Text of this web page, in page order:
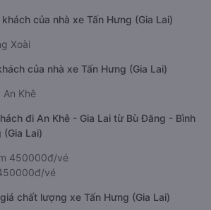
của nhà xe Tấn Hưng (Gia Lai)
Xoài
của nhà xe Tấn Hưng (Gia Lai)
Khê
đi An Khê - Gia Lai từ Bù Đăng - Bình
(Gia Lai)
450000đ/vé
vé
chất lượng xe Tấn Hưng (Gia Lai)